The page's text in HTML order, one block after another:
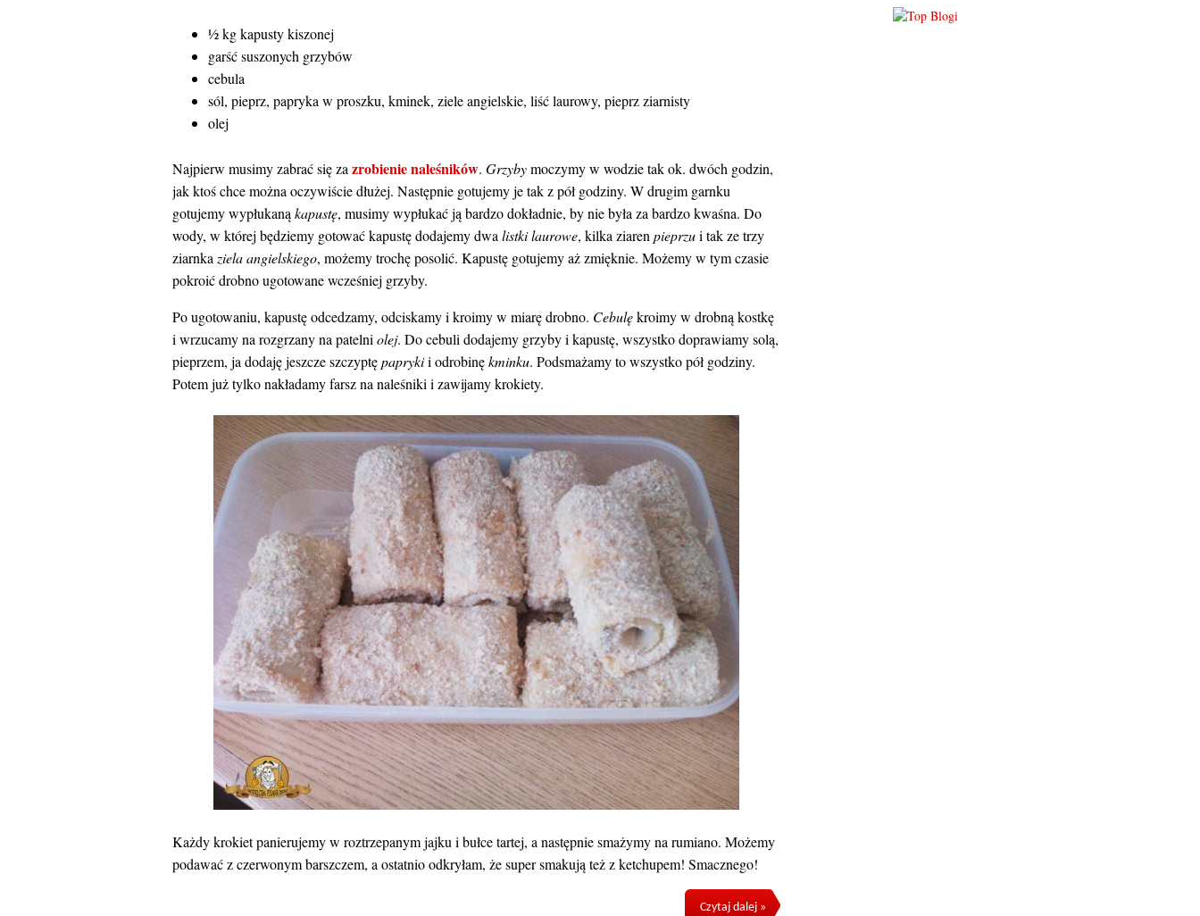
½ kg kapusty kiszonej
garść suszonych grzybów
cebula
sól, pieprz, papryka w proszku, kminek, ziele angielskie, liść laurowy, pieprz ziarnisty
olej
Najpierw musimy zabrać się za zrobienie naleśników. Grzybymoczymy w wodzie tak ok. dwóch godzin,
jak ktoś chce można oczywiście dłużej. Następnie gotujemy je tak z pół godziny. W drugim garnku
gotujemy wypłukanąkapustę, musimy wypłukać ją bardzo dokładnie, by nie była za bardzo kwaśna. Do
wody, w której będziemy gotować kapustę dodajemy dwa listki laurowe, kilka ziaren pieprzui tak ze trzy
ziarnka ziela angielskiego, możemy trochę posolić. Kapustę gotujemy aż zmięknie. Możemy w tym czasie
pokroić drobno ugotowane wcześniej grzyby.
Po ugotowaniu, kapustę odcedzamy, odciskamy i kroimy w miarę drobno. Cebulękroimy w drobną kostkę
i wrzucamy na rozgrzany na patelni olej. Do cebuli dodajemy grzyby i kapustę, wszystko doprawiamy solą,
pieprzem, ja dodaję jeszcze szczyptępaprykii odrobinękminku. Podsmażamy to wszystko pół godziny.
Potem już tylko nakładamy farsz na naleśniki i zawijamy krokiety.
Każdy krokiet panierujemy w roztrzepanym jajku i bułce tartej, a następnie smażymy na rumiano. Możemy
podawać z czerwonym barszczem, a ostatnio odkryłam, że super smakują też z ketchupem! Smacznego!
Czytaj dalej »